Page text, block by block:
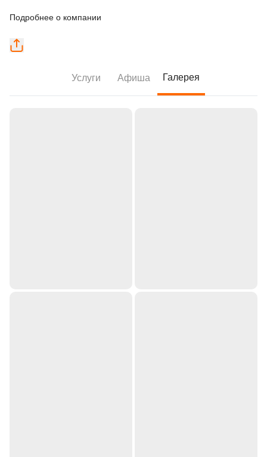
Подробнее о компании
Услуги Афиша Галерея